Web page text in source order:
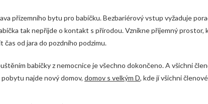
přízemního bytu pro babičku. Bezbariérový vstup vyžaduje
tak nepřijde o kontakt s přírodou. Vznikne příjemný
čas od jara do pozdního podzimu.
babičky z nemocnice je všechno dokončeno. A všichni
najde nový domov, domov s velkým D, kde jí všichni